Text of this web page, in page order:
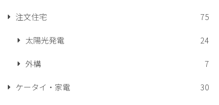
注文住宅
75
太陽光発電
24
外構
7
ケータイ・家電
30